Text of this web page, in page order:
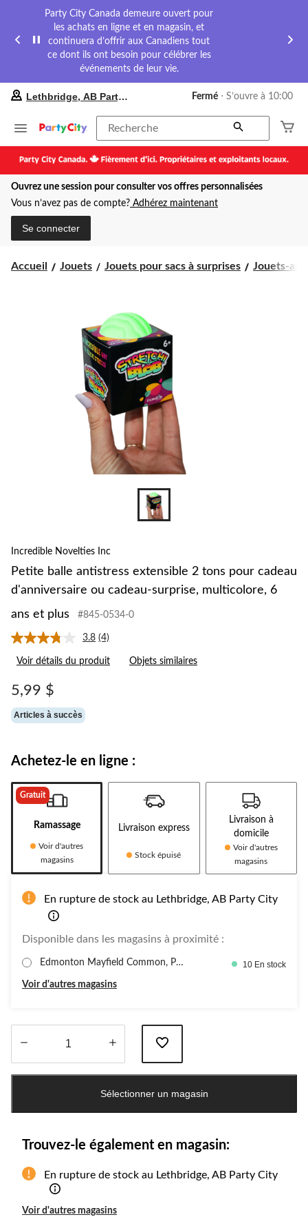
Party City Canada demeure ouvert pour
les achats en ligne et en magasin, et
continuera d’offrir aux Canadiens tout
ce dont ils ont besoin pour célébrer les
événements de leur vie.
préféré
Lethbridge,
Party
City,
courament
Fermé,
pour
Lethbridge, AB Party City Fermé ⋅ S’ouvre à 10:00
Recherche
Ouvrez une session pour consulter vos offres personnalisées
Vous n’avez pas de compte? Adhérez maintenant
Se connecter
Accueil Jouets Jouets pour sacs à surprises Jouets-
Incredible Novelties Inc
Petite balle antistress extensible 2 tons pour cadeau
d'anniversaire ou cadeau-surprise, multicolore, 6
ans et plus
#845-0534-0
3.8 Lire
les
4
(4)
Voir détails du produit Objets similaires
5,99 $
Articles à succès
Achetez-le en ligne :
Gratuit
Ramassage
Voir d'autres
magasins
Livraison express
Stock épuisé
Livraison à
domicile
Voir d'autres
magasins
En rupture de stock au Lethbridge, AB Party City
Disponible dans les magasins à proximité :
Edmonton Mayfield Common, Par
10 En stock
Voir d'autres magasins
Sélectionner un magasin
Trouvez-le également en magasin:
En rupture de stock au Lethbridge, AB Party City
Voir d'autres magasins